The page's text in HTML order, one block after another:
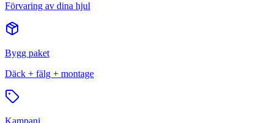
Förvaring av dina hjul
Bygg paket
Däck + fälg + montage
Kampanj